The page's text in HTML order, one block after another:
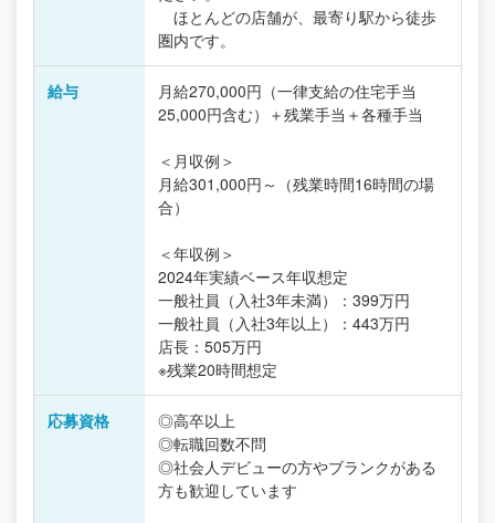
ほとんどの店舗が、最寄り駅から徒歩
圏内です。
給与
月給270,000円（一律支給の住宅手当
25,000円含む）＋残業手当＋各種手当
＜月収例＞
月給301,000円～（残業時間16時間の場
合）
＜年収例＞
2024年実績ベース年収想定
一般社員（入社3年未満）：399万円
一般社員（入社3年以上）：443万円
店長：505万円
※残業20時間想定
応募資格
◎高卒以上
◎転職回数不問
◎社会人デビューの方やブランクがある
方も歓迎しています